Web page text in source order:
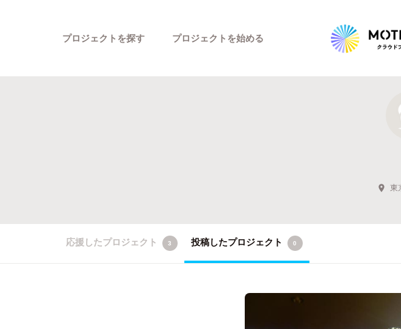
プロジェクトを探す
新着
キュレ
プロジェクトを始める
東
応援したプロジェクト 3 投稿したプロジェクト 0